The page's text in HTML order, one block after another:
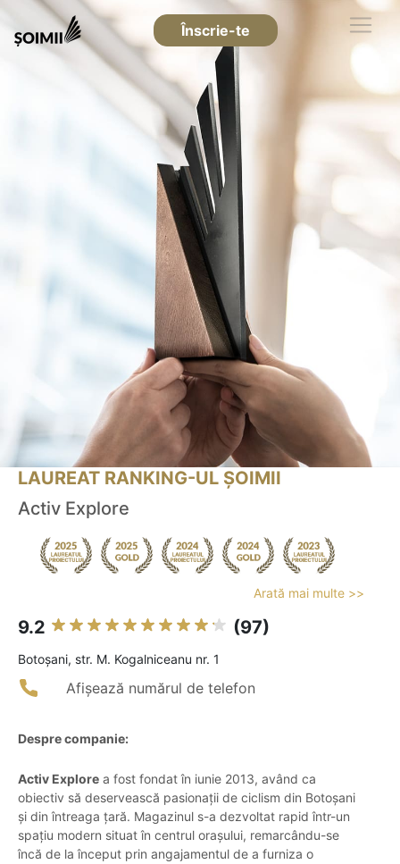
Înscrie-te
LAUREAT RANKING-UL ȘOIMII
Activ Explore
Arată mai multe >>
9.2 (97)
Botoşani, str. M. Kogalniceanu nr. 1
Afișează numărul de telefon
Despre companie:
Activ Explore a fost fondat în iunie 2013, având ca
obiectiv să deservească pasionații de ciclism din Botoșani
și din întreaga țară. Magazinul s-a dezvoltat rapid într-un
spațiu modern situat în centrul orașului, remarcându-se
încă de la început prin angajamentul de a furniza o